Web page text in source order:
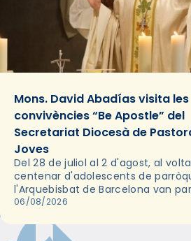
Mons. David Abadías visita les
convivències “Be Apostle” del
Secretariat Diocesà de
Joves
Del 28 de juliol al 2 d'agost, al
centenar d'adolescents de
l'Arquebisbat de Barcelona van
les convivències Be Apostle,
06/08/2026